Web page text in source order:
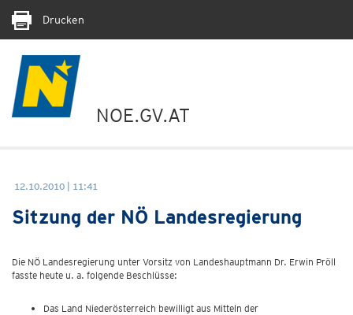
Drucken
NOE.GV.AT
12.10.2010 | 11:41
Sitzung der NÖ Landesregierung
Die NÖ Landesregierung unter Vorsitz von Landeshauptmann Dr. Erwin Pröll
fasste heute u. a. folgende Beschlüsse:
Das Land Niederösterreich bewilligt aus Mitteln der